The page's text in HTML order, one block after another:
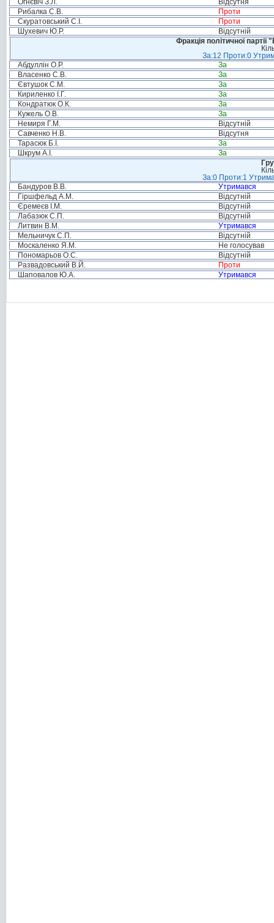
Огнєвіч З.Л.
Відсутня
Рибалка С.В.
Проти
Скуратовський С.І.
Проти
Шухевич Ю.Р.
Відсутній
Фракція політичної
За:12 Проти:0
Абдуллін О.Р.
За
Власенко С.В.
За
Євтушок С.М.
За
Кириленко І.Г.
За
Кондратюк О.К.
За
Кужель О.В.
За
Немиря Г.М.
Відсутній
Савченко Н.В.
Відсутня
Тарасюк Б.І.
За
Шкрум А.І.
За
За:0 Проти:1
Бандуров В.В.
Утримався
Гіршфельд А.М.
Відсутній
Єремеєв І.М.
Відсутній
Лабазюк С.П.
Відсутній
Литвин В.М.
Утримався
Мельничук С.П.
Відсутній
Москаленко Я.М.
Не голосував
Пономарьов О.С.
Відсутній
Развадовський В.Й.
Проти
Шаповалов Ю.А.
Утримався